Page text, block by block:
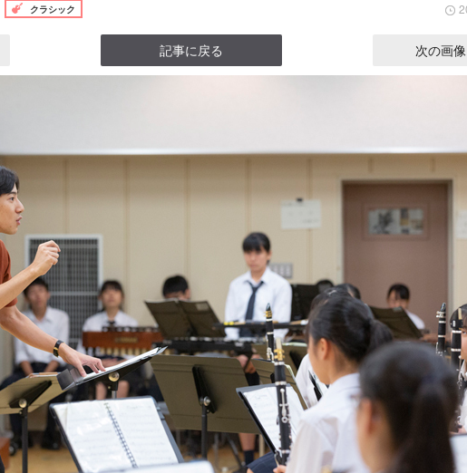
クラシック
記事に戻る 次の画像